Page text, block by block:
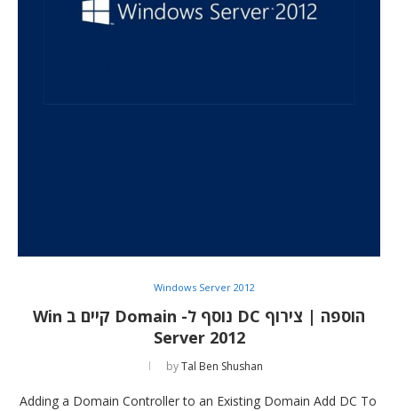
Windows Server 2012
הוספה | צירוף DC נוסף ל- Domain קיים ב Win
Server 2012
byTal Ben Shushan
Adding a Domain Controller to an Existing Domain Add DC To